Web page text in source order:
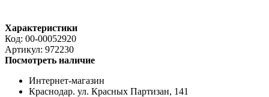
Характеристики
Код: 00-00052920
Артикул: 972230
Посмотреть наличие
Интернет-магазин
Краснодар. ул. Красных Партизан, 141